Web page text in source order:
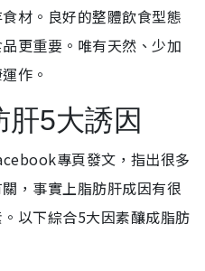
材。良好的整體飲食型態
更重要。唯有天然、少加
作。
肝5大誘因
專頁發文，指出很多
，事實上脂肪肝成因有很
以下綜合5大因素釀成脂肪